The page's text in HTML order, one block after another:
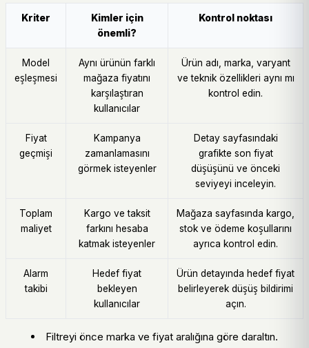
Kriter
Kimler için
önemli?
Kontrol noktası
Model
eşleşmesi
Aynı ürünün farklı
mağaza fiyatını
karşılaştıran
kullanıcılar
Ürün adı, marka, varyant
ve teknik özellikleri aynı mı
kontrol edin.
Fiyat
geçmişi
Kampanya
zamanlamasını
görmek isteyenler
Detay sayfasındaki
grafikte son fiyat
düşüşünü ve önceki
seviyeyi inceleyin.
Toplam
maliyet
Kargo ve taksit
farkını hesaba
katmak isteyenler
Mağaza sayfasında kargo,
stok ve ödeme koşullarını
ayrıca kontrol edin.
Alarm
takibi
Hedef fiyat
bekleyen
kullanıcılar
Ürün detayında hedef fiyat
belirleyerek düşüş bildirimi
açın.
Filtreyi önce marka ve fiyat aralığına göre daraltın.